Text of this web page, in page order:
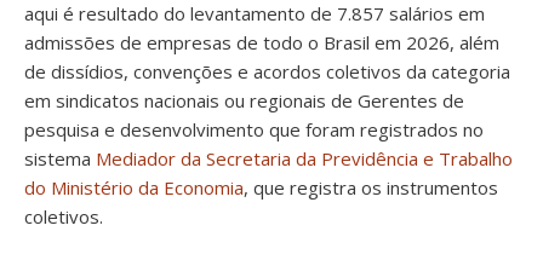
aqui é resultado do levantamento de 7.857 salários em
admissões de empresas de todo o Brasil em 2026, além
de dissídios, convenções e acordos coletivos da categoria
em sindicatos nacionais ou regionais de Gerentes de
pesquisa e desenvolvimento que foram registrados no
sistema Mediador da Secretaria da Previdência e Trabalho
do Ministério da Economia, que registra os instrumentos
coletivos.